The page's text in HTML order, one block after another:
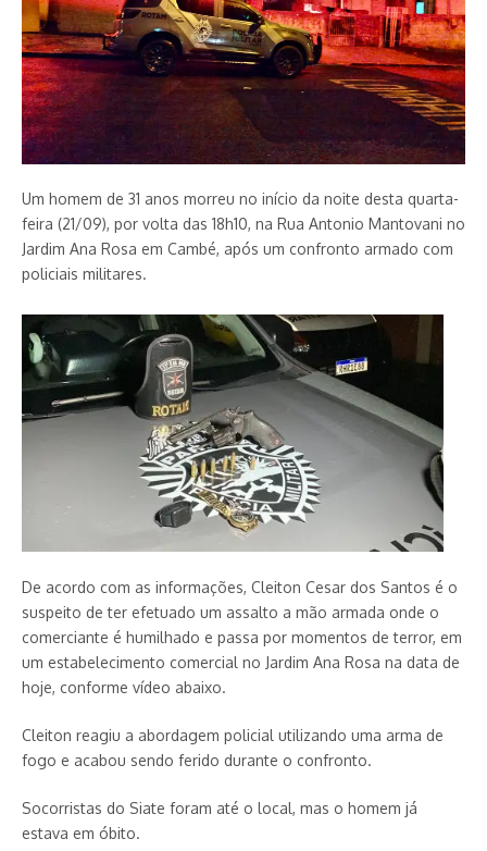
Um homem de 31 anos morreu no início da noite desta quarta-
feira (21/09), por volta das 18h10, na Rua Antonio Mantovani no
Jardim Ana Rosa em Cambé, após um confronto armado com
policiais militares.
De acordo com as informações, Cleiton Cesar dos Santos é o
suspeito de ter efetuado um assalto a mão armada onde o
comerciante é humilhado e passa por momentos de terror, em
um estabelecimento comercial no Jardim Ana Rosa na data de
hoje, conforme vídeo abaixo.
Cleiton reagiu a abordagem policial utilizando uma arma de
fogo e acabou sendo ferido durante o confronto.
Socorristas do Siate foram até o local, mas o homem já
estava em óbito.